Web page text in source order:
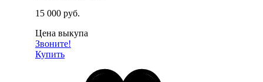
15 000 руб.
Цена выкупа
Звоните!
Купить